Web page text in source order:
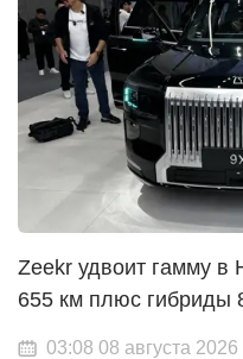
Zeekr удвоит гамму в
655 км плюс гибриды
03:08 08 августа 2026